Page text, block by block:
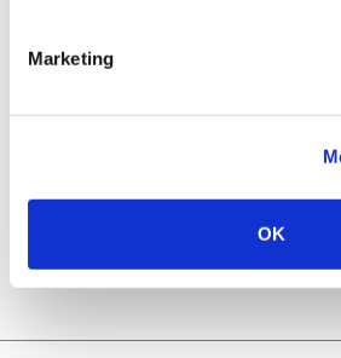
Marketing
OK
25.06.2026
Natureza e florestas procuram